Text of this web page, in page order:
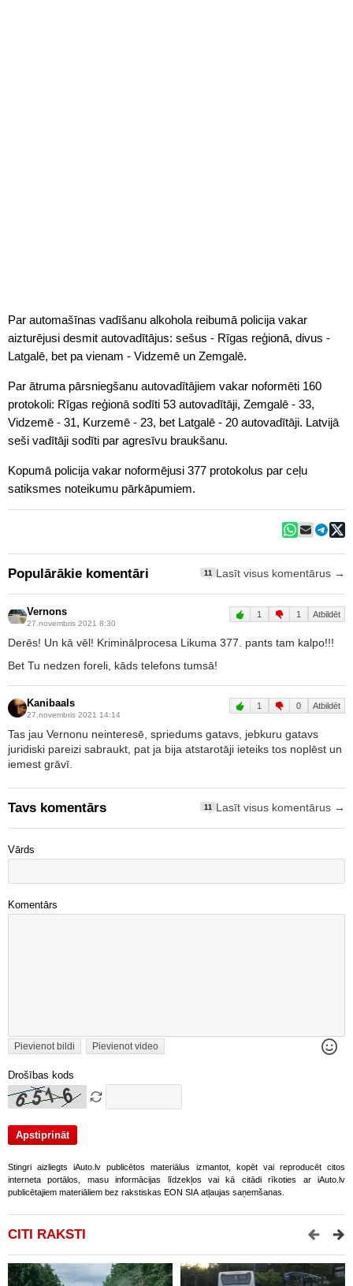
Par automašīnas vadīšanu alkohola reibumā policija vakar
aizturējusi desmit autovadītājus: sešus - Rīgas reģionā, divus -
Latgalē, bet pa vienam - Vidzemē un Zemgalē.
Par ātruma pārsniegšanu autovadītājiem vakar noformēti 160
protokoli: Rīgas reģionā sodīti 53 autovadītāji, Zemgalē - 33,
Vidzemē - 31, Kurzemē - 23, bet Latgalē - 20 autovadītāji. Latvijā
seši vadītāji sodīti par agresīvu braukšanu.
Kopumā policija vakar noformējusi 377 protokolus par ceļu
satiksmes noteikumu pārkāpumiem.
Populārākie komentāri 11 Lasīt visus komentārus →
Vernons
27.novembris 2021 8:30
1 1 Atbildēt
Derēs! Un kā vēl! Kriminālprocesa Likuma 377. pants tam kalpo!!!
Bet Tu nedzen foreli, kāds telefons tumsā!
Kanibaals
27.novembris 2021 14:14
1 0 Atbildēt
Tas jau Vernonu neinteresē, spriedums gatavs, jebkuru gatavs
juridiski pareizi sabraukt, pat ja bija atstarotāji ieteiks tos noplēst un
iemest grāvī.
Tavs komentārs 11 Lasīt visus komentārus →
Vārds
Komentārs
Pievienot bildi Pievienot video
Drošības kods
Stingri aizliegts iAuto.lv publicētos materiālus izmantot, kopēt vai reproducēt citos
interneta portālos, masu informācijas līdzekļos vai kā citādi rīkoties ar iAuto.lv
publicētajiem materiāliem bez rakstiskas EON SIA atļaujas saņemšanas.
CITI RAKSTI